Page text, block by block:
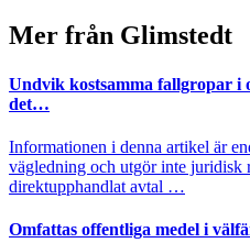
Mer från Glimstedt
Undvik kostsamma fallgropar i
det…
Informationen i denna artikel är
vägledning och utgör inte juridisk
direktupphandlat avtal …
Omfattas offentliga medel i